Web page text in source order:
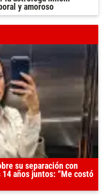
y amoroso
su separación con
años juntos: “Me costó